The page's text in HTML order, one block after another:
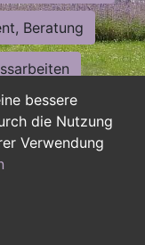
bessere
die Nutzung
Verwendung
Beratung